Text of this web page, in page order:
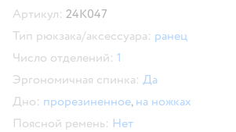
Артикул: 24K047
Тип рюкзака/аксессуара: ранец
Число отделений: 1
Эргономичная спинка: Да
Дно: прорезиненное, на ножках
Поясной ремень: Нет